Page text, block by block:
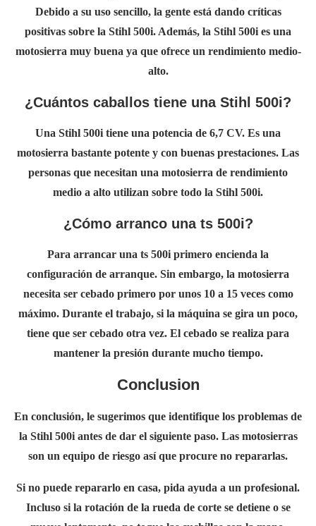
Debido a su uso sencillo, la gente está dando críticas
positivas sobre la Stihl 500i. Además, la Stihl 500i es una
motosierra muy buena ya que ofrece un rendimiento medio-
alto.
¿Cuántos caballos tiene una Stihl 500i?
Una Stihl 500i tiene una potencia de 6,7 CV. Es una
motosierra bastante potente y con buenas prestaciones. Las
personas que necesitan una motosierra de rendimiento
medio a alto utilizan sobre todo la Stihl 500i.
¿Cómo arranco una ts 500i?
Para arrancar una ts 500i primero encienda la
configuración de arranque. Sin embargo, la motosierra
necesita ser cebado primero por unos 10 a 15 veces como
máximo. Durante el trabajo, si la máquina se gira un poco,
tiene que ser cebado otra vez. El cebado se realiza para
mantener la presión durante mucho tiempo.
Conclusion
En conclusión, le sugerimos que identifique los problemas de
la Stihl 500iantes de dar el siguiente paso. Las motosierras
son un equipo de riesgo así que procure no repararlas.
Si no puede repararlo en casa, pida ayuda a un profesional.
Incluso si la rotación de la rueda de corte se detiene o se